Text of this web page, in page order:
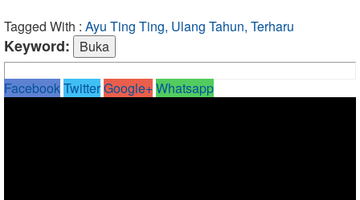
Tagged With : Ayu Ting Ting, Ulang Tahun, Terharu
Keyword:
FacebookTwitterGoogle+Whatsapp